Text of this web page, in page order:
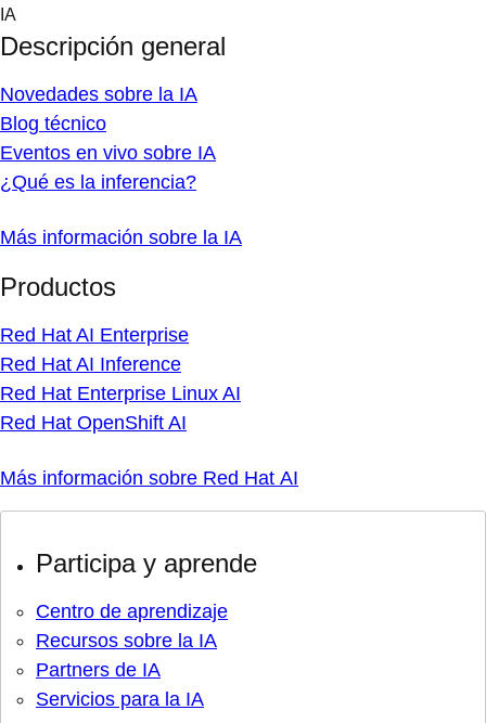
Skip
content
IA
Descripción general
Novedades sobre la IA
Blog técnico
Eventos en vivo sobre IA
¿Qué es la inferencia?
Más información sobre la IA
Productos
Red Hat AI Enterprise
Red Hat AI Inference
Red Hat Enterprise Linux AI
Red Hat OpenShift AI
Más información sobre Red Hat AI
Participa y aprende
Centro de aprendizaje
Recursos sobre la IA
Partners de IA
Servicios para la IA